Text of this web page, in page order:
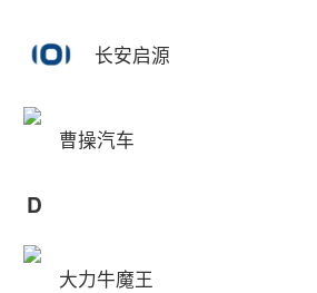
长安启源
曹操汽车
D
大力牛魔王